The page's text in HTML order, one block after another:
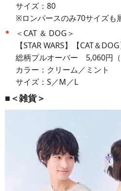
サイズ：80
※ロンパースのみ70サイズも
＜CAT ＆ DOG＞
【STAR WARS】【CAT＆
総柄プルオーバー 5,060円（
カラー：クリーム／ミント
サイズ：S／M／L
■＜雑貨＞